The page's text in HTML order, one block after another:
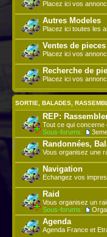
Placez ici vos
Autres Modeles
Placez ici toutes les
Ventes de pieces
Placez ici vos
Recherche de
Placez ici vos
SORTIE, BALADES,
REP:
Tout ce qui concerne
Sous-forums:
Randonnées,
Vous organisez une
Navigation
Echangez vos
Raid
Vous organisez un
Sous-forums:
Agenda
Agenda France et